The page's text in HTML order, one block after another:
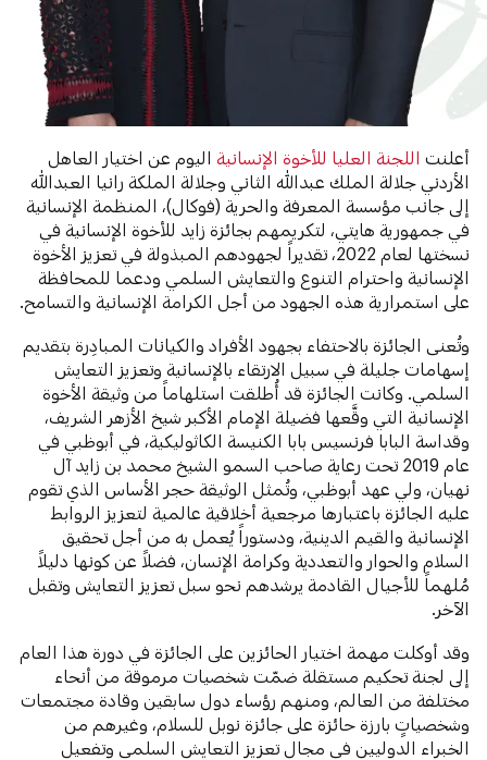
أعلنتاللجنة العليا للأخوة الإنسانيةاليوم عن اختيار العاهل
الأردني جلالة الملك عبدالله الثاني وجلالة الملكة رانيا العبدالله
إلى جانب مؤسسة المعرفة والحرية (فوكال)، المنظمة الإنسانية
في جمهورية هايتي، لتكريمهم بجائزة زايد للأخوة الإنسانية في
نسختها لعام 2022، تقديراً لجهودهم المبذولة في تعزيز الأخوة
الإنسانية واحترام التنوع والتعايش السلمي ودعما للمحافظة
على استمرارية هذه الجهود من أجل الكرامة الإنسانية والتسامح.
وتُعنى الجائزة بالاحتفاء بجهود الأفراد والكيانات المبادِرة بتقديم
إسهامات جليلة في سبيل الارتقاء بالإنسانية وتعزيز التعايش
السلمي. وكانت الجائزة قد أُطلقت استلهاماً من وثيقة الأخوة
الإنسانية التي وقَّعها فضيلة الإمام الأكبر شيخ الأزهر الشريف،
وقداسة البابا فرنسيس بابا الكنيسة الكاثوليكية، في أبوظبي في
عام 2019 تحت رعاية صاحب السمو الشيخ محمد بن زايد آل
نهيان، ولي عهد أبوظبي، وتُمثل الوثيقة حجر الأساس الذي تقوم
عليه الجائزة باعتبارها مرجعية أخلاقية عالمية لتعزيز الروابط
الإنسانية والقيم الدينية، ودستوراً يُعمل به من أجل تحقيق
السلام والحوار والتعددية وكرامة الإنسان، فضلاً عن كونها دليلاً
مُلهماً للأجيال القادمة يرشدهم نحو سبل تعزيز التعايش وتقبل
الآخر.
وقد أوكلت مهمة اختيار الحائزين على الجائزة في دورة هذا العام
إلى لجنة تحكيم مستقلة ضمّت شخصيات مرموقة من أنحاء
مختلفة من العالم، ومنهم رؤساء دول سابقين وقادة مجتمعات
وشخصياتٍ بارزة حائزة على جائزة نوبل للسلام، وغيرهم من
الخبراء الدوليين في مجال تعزيز التعايش السلمي وتفعيل